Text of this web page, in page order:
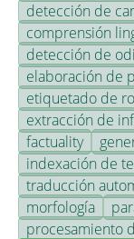
detección de
comprensión
detección de
elaboración de
etiquetado de
extracción de
factuality
indexación de
traducción
morfología
procesamiento